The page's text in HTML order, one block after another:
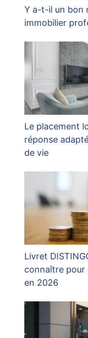
Y a-t-il un bon
immobilier
Le placement
réponse
de vie
Livret
connaître pour
en 2026